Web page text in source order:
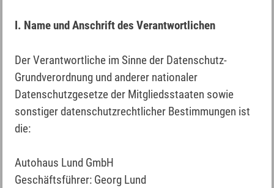
I. Name und Anschrift des Verantwortlichen
Der Verantwortliche im Sinne der Datenschutz-
Grundverordnung und anderer nationaler
Datenschutzgesetze der Mitgliedsstaaten sowie
sonstiger datenschutzrechtlicher Bestimmungen ist
die:
Autohaus Lund GmbH
Geschäftsführer: Georg Lund